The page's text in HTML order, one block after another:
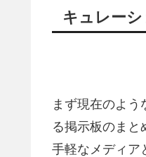
キュレー
まず現在のよ
る掲示板のまと
手軽なメディア